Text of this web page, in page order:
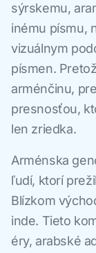
sýrskemu,
inému písmu,
vizuálnym
písmen.
arménčinu,
presnosťou,
len zriedka.
Arménska
ľudí, ktorí
Blízkom
inde. Tieto
éry, arabské